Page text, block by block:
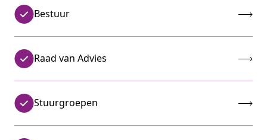
Bestuur
Raad van Advies
Stuurgroepen